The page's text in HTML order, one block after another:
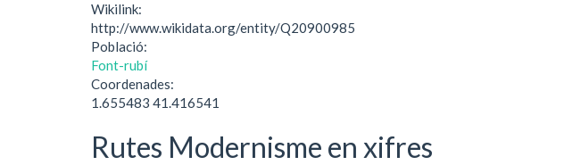
Wikilink:
http://www.wikidata.org/entity/Q20900985
Població:
Font-rubí
Coordenades:
1.655483 41.416541
Rutes Modernisme en xifres